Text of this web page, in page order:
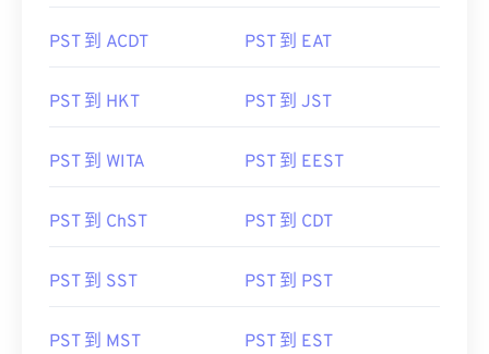
PST 到 ACDT PST 到 EAT
PST 到 HKT PST 到 JST
PST 到 WITA PST 到 EEST
PST 到 ChST PST 到 CDT
PST 到 SST PST 到 PST
PST 到 MST PST 到 EST